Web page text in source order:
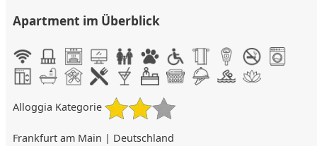
Apartment im Überblick
Alloggia Kategorie
Frankfurt am Main | Deutschland